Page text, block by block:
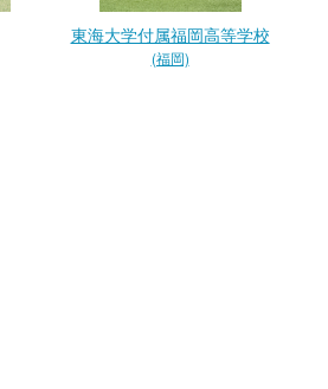
東海大学付属福岡高等学校
(福岡)